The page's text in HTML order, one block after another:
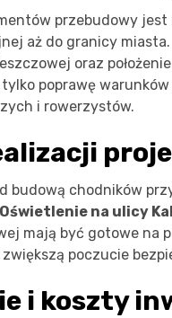
przebudowy jest
aż do granicy
oraz
poprawę
i rowerzystów.
budową chodników
Oświetlenie na ulicy
mają być gotowe na
poczucie
i koszty